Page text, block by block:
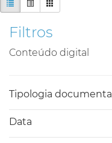
Filtros
Conteúdo digital
Tipologia documental
Data